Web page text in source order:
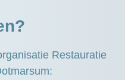
Restauratie